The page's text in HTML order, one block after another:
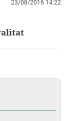
23/08/2016 14:22